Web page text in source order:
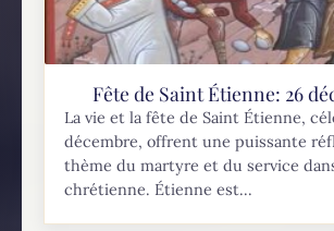
Fête de Saint Étienne: 26
La vie et la fête de Saint Étienne,
décembre, offrent une puissante
thème du martyre et du service
chrétienne. Étienne est...